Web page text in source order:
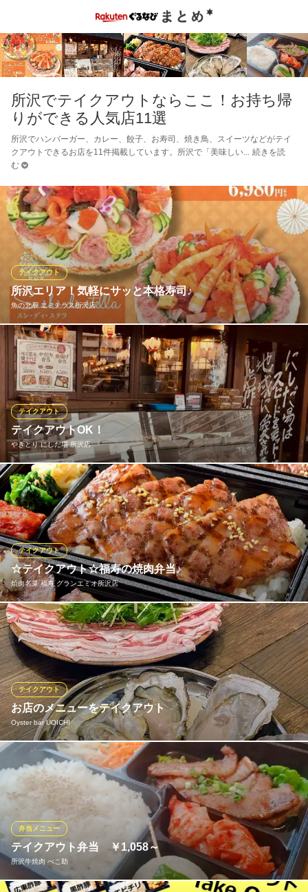
所沢でテイクアウトならここ！お持ち帰
りができる人気店11選
所沢でハンバーガー、カレー、餃子、お寿司、焼き鳥、スイーツなどがテイ
クアウトできるお店を11件掲載しています。所沢で「美味しい
続きを読
む
所沢エリア！気軽にサッと本格寿司♪
魚の北辰 エミテラス所沢店
テイクアウト
「今日はお寿司が食べたい！」と思い立ったら、ぜひ当店へ。魚
屋『北辰』の新鮮な本格寿司を、気軽にお持ち帰りできます。仕
事帰りや買い物ついでにサッと立ち寄れる便利さが◎ランチや夕
ご飯にぜひご利用ください。
魚の北辰 エミテラス所沢店
魚屋直営寿司と鮨ケーキ
西武新宿線所沢駅 徒歩7分
埼玉県所沢市東住吉10-1 1F
テイクアウトOK！
やきとり にしだ場 所沢店
テイクアウト
店頭にはテイクアウト専用カウンターを常設。 焼鳥や唐揚げなど
人気メニューをご自宅でも楽しめます♪ご夕飯・晩酌に是非ご利用
ください♪ お電話での事前注文も承りますので、気になる方は気
軽にご連絡ください！
やきとり にしだ場 所沢店
所沢 串焼き大衆酒場
西武新宿線所沢駅 徒歩7分
埼玉県所沢市御幸町1-25
☆テイクアウト☆福寿の焼肉弁当♪
焼肉名菜 福寿 グランエミオ所沢店
テイクアウト
☆★お店の味をご家庭やオフィスで楽しめる、福寿の焼肉弁当ご
ざいます！!☆★ ・ハラミ焼肉重・ピビンパ丼・牛タン重、等々、
ラインナップ続々追加中
焼肉名菜 福寿 グランエミオ所沢店
焼肉・個室・黒毛和牛
西武新宿線所沢駅 徒歩1分
埼玉県所沢市くすのき台1-14-5
お店のメニューをテイクアウト
Oyster bar UOICHI
テイクアウト
お店で人気の生牡蠣や牡蠣のうにしゃぶなどもテイクアウト可能
です♪おうちでオイスターパーティはいかがでしょうか？
Oyster bar UOICHI
最高級の牡蠣×魚介バル
西武新宿線新所沢駅 徒歩5分
埼玉県所沢市美原町5-2040-2
テイクアウト弁当 ￥1,058～
所沢牛焼肉 べこ助
弁当メニュー